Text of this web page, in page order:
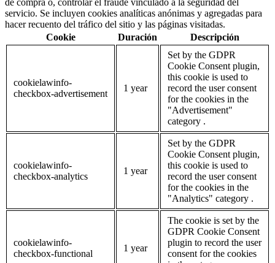
de compra o, controlar el fraude vinculado a la seguridad del
servicio. Se incluyen cookies analíticas anónimas y agregadas para
hacer recuento del tráfico del sitio y las páginas visitadas.
Cookie
Duración Descripción
cookielawinfo-
checkbox-advertisement
1 year
Set by the GDPR
Cookie Consent plugin,
this cookie is used to
record the user consent
for the cookies in the
"Advertisement"
category .
cookielawinfo-
checkbox-analytics
1 year
Set by the GDPR
Cookie Consent plugin,
this cookie is used to
record the user consent
for the cookies in the
"Analytics" category .
cookielawinfo-
checkbox-functional
1 year
The cookie is set by the
GDPR Cookie Consent
plugin to record the user
consent for the cookies